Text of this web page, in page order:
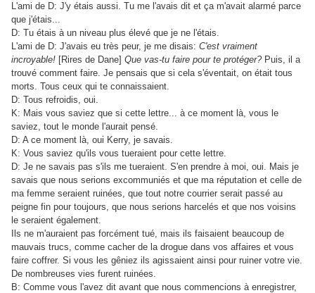
L'ami de D: J'y étais aussi. Tu me l'avais dit et ça m'avait alarmé parce
que j'étais...
D: Tu étais à un niveau plus élevé que je ne l'étais.
L'ami de D: J'avais eu très peur, je me disais: C'est vraiment
incroyable! [Rires de Dane] Que vas-tu faire pour te protéger?Puis, il a
trouvé comment faire. Je pensais que si cela s'éventait, on était tous
morts. Tous ceux qui te connaissaient.
D: Tous refroidis, oui.
K: Mais vous saviez que si cette lettre... à ce moment là, vous le
saviez, tout le monde l'aurait pensé.
D: A ce moment là, oui Kerry, je savais.
K: Vous saviez qu'ils vous tueraient pour cette lettre.
D: Je ne savais pas s'ils me tueraient. S'en prendre à moi, oui. Mais je
savais que nous serions excommuniés et que ma réputation et celle de
ma femme seraient ruinées, que tout notre courrier serait passé au
peigne fin pour toujours, que nous serions harcelés et que nos voisins
le seraient également.
Ils ne m'auraient pas forcément tué, mais ils faisaient beaucoup de
mauvais trucs, comme cacher de la drogue dans vos affaires et vous
faire coffrer. Si vous les gêniez ils agissaient ainsi pour ruiner votre vie.
De nombreuses vies furent ruinées.
B: Comme vous l'avez dit avant que nous commencions à enregistrer,